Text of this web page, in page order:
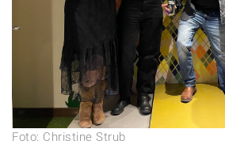
Foto: Christine Strub